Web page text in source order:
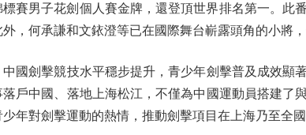
標賽男子花劍個人賽金牌，還登頂世界排名第一。此
，何承謙和文銥澄等已在國際舞台嶄露頭角的小將，
劍擊競技水平穩步提升，青少年劍擊普及成效顯
戶中國、落地上海松江，不僅為中國運動員搭建了
年對劍擊運動的熱情，推動劍擊項目在上海乃至全國